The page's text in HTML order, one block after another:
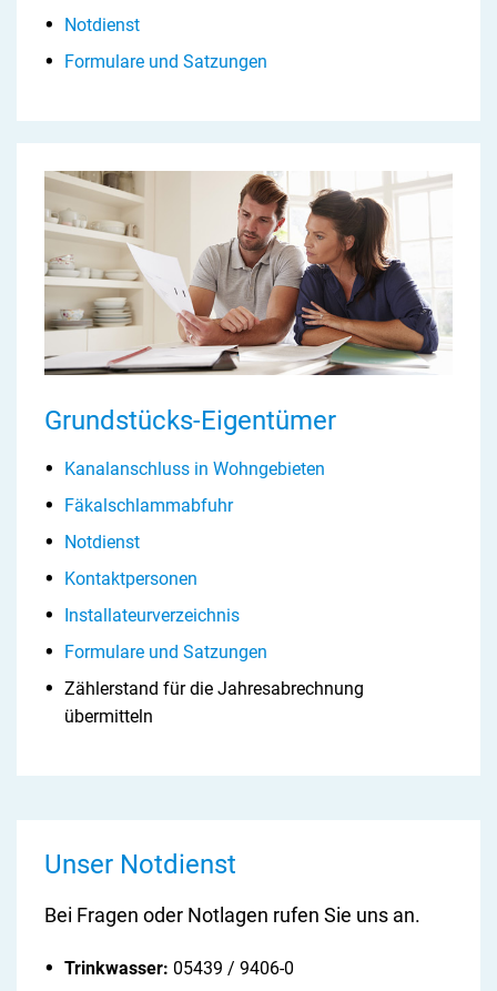
Notdienst
Formulare und Satzungen
Grundstücks-Eigentümer
Kanalanschluss in Wohngebieten
Fäkalschlammabfuhr
Notdienst
Kontaktpersonen
Installateurverzeichnis
Formulare und Satzungen
Zählerstand für die Jahresabrechnung
übermitteln
Unser Notdienst
Bei Fragen oder Notlagen rufen Sie uns an.
Trinkwasser: 05439 / 9406-0